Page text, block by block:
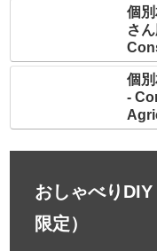
個
さ
個
-
おしゃべり
限定）